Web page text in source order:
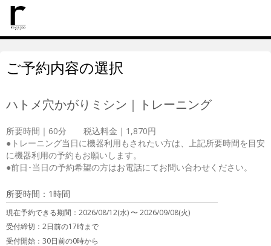
ご予約内容の選択
ハトメ穴かがりミシン｜トレーニング
所要時間｜60分　　税込料金｜1,870円
●トレーニング当日に機器利用もされたい方は、上記所要時間を目安
に機器利用の予約もお願いします。
●前日･当日の予約希望の方はお電話にてお問い合わせください。
所要時間：1時間
現在予約できる期間： 2026/08/12(水) 〜2026/09/08(火)
受付締切： 2日前の17時まで
受付開始： 30日前の0時から